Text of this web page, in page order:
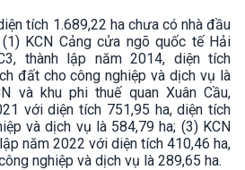
tích 1.689,22 ha chưa có nhà đầu
KCN Cảng cửa ngõ quốc tế Hải
thành lập năm 2014, diện tích
đất cho công nghiệp và dịch vụ là
và khu phi thuế quan Xuân Cầu,
với diện tích 751,95 ha, diện tích
và dịch vụ là 584,79 ha; (3) KCN
năm 2022 với diện tích 410,46 ha,
nghiệp và dịch vụ là 289,65 ha.